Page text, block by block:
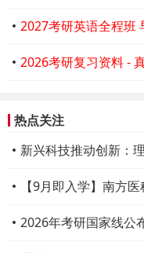
2027考研英语全程班
2026考研复习资料 -
热点关注
新兴科技推动创新：
【9月即入学】南方
2026年考研国家线公